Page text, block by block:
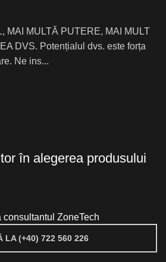
MAI MULTĂ PUTERE, MAI MULT
DVS. Potențialul dvs. este forța
Ne ins...
în alegerea produsului
consultantul ZoneTech
LA (+40) 722 560 226